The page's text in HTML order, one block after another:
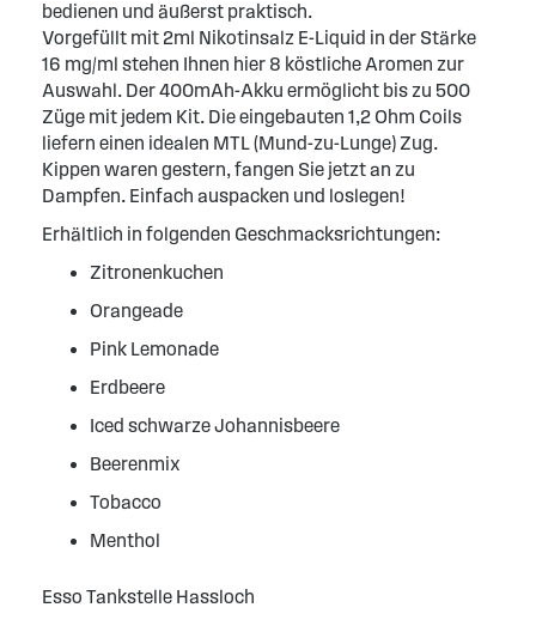
bedienen und äußerst praktisch.
Vorgefüllt mit 2ml Nikotinsalz E-Liquid in der Stärke
16 mg/ml stehen Ihnen hier 8 köstliche Aromen zur
Auswahl. Der 400mAh-Akku ermöglicht bis zu 500
Züge mit jedem Kit. Die eingebauten 1,2 Ohm Coils
liefern einen idealen MTL (Mund-zu-Lunge) Zug.
Kippen waren gestern, fangen Sie jetzt an zu
Dampfen. Einfach auspacken und loslegen!
Erhältlich in folgenden Geschmacksrichtungen:
Zitronenkuchen
Orangeade
Pink Lemonade
Erdbeere
Iced schwarze Johannisbeere
Beerenmix
Tobacco
Menthol
Esso Tankstelle Hassloch